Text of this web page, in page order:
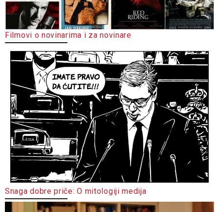
Filmovi o novinarima i za novinare
Snaga dobre priče: O mitologiji medija